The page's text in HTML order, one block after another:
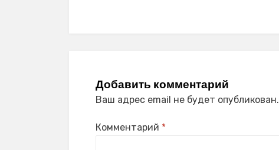
Добавить комментарий
Ваш адрес email не будет опубликован.
Комментарий *